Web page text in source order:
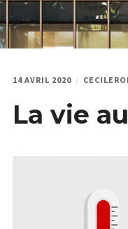
14 AVRIL 2020
La vie